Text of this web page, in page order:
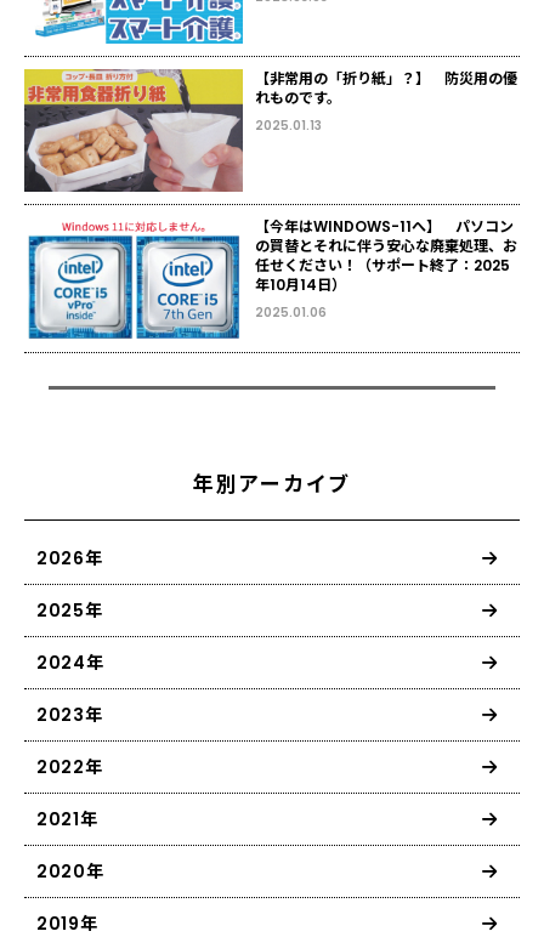
【非常用の「折り紙」？】 防災用の優
れものです。
2025.01.13
【今年はWINDOWS-11へ】 パソコン
の買替とそれに伴う安心な廃棄処理、お
任せください！（サポート終了：2025
年10月14日）
2025.01.06
年別アーカイブ
2026年
2025年
2024年
2023年
2022年
2021年
2020年
2019年